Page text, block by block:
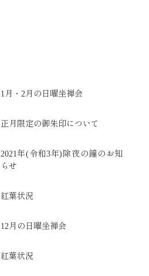
1月・2月の日曜坐禅会
正月限定の御朱印について
2021年(令和3年)除夜の鐘のお知
らせ
紅葉状況
12月の日曜坐禅会
紅葉状況